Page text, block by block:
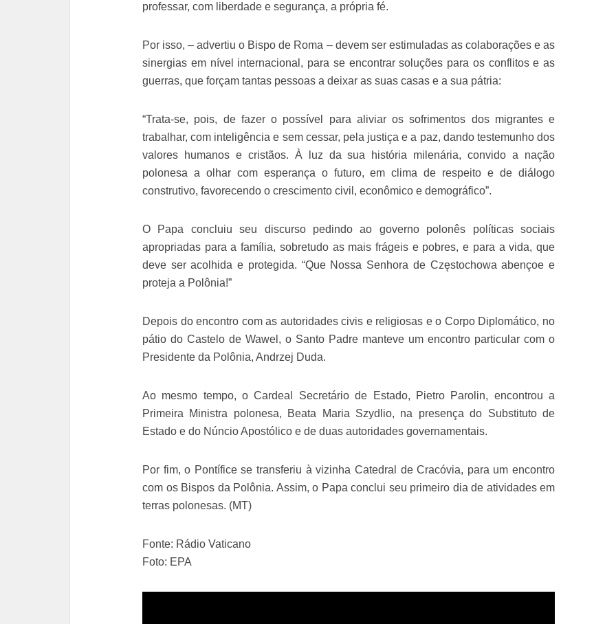
professar, com liberdade e segurança, a própria fé.
Por isso, – advertiu o Bispo de Roma – devem ser estimuladas as colaborações e as
sinergias em nível internacional, para se encontrar soluções para os conflitos e as
guerras, que forçam tantas pessoas a deixar as suas casas e a sua pátria:
“Trata-se, pois, de fazer o possível para aliviar os sofrimentos dos migrantes e
trabalhar, com inteligência e sem cessar, pela justiça e a paz, dando testemunho dos
valores humanos e cristãos. À luz da sua história milenária, convido a nação
polonesa a olhar com esperança o futuro, em clima de respeito e de diálogo
construtivo, favorecendo o crescimento civil, econômico e demográfico”.
O Papa concluiu seu discurso pedindo ao governo polonês políticas sociais
apropriadas para a família, sobretudo as mais frágeis e pobres, e para a vida, que
deve ser acolhida e protegida. “Que Nossa Senhora de Częstochowa abençoe e
proteja a Polônia!”
Depois do encontro com as autoridades civis e religiosas e o Corpo Diplomático, no
pátio do Castelo de Wawel, o Santo Padre manteve um encontro particular com o
Presidente da Polônia, Andrzej Duda.
Ao mesmo tempo, o Cardeal Secretário de Estado, Pietro Parolin, encontrou a
Primeira Ministra polonesa, Beata Maria Szydlio, na presença do Substituto de
Estado e do Núncio Apostólico e de duas autoridades governamentais.
Por fim, o Pontífice se transferiu à vizinha Catedral de Cracóvia, para um encontro
com os Bispos da Polônia. Assim, o Papa conclui seu primeiro dia de atividades em
terras polonesas. (MT)
Fonte: Rádio Vaticano
Foto: EPA